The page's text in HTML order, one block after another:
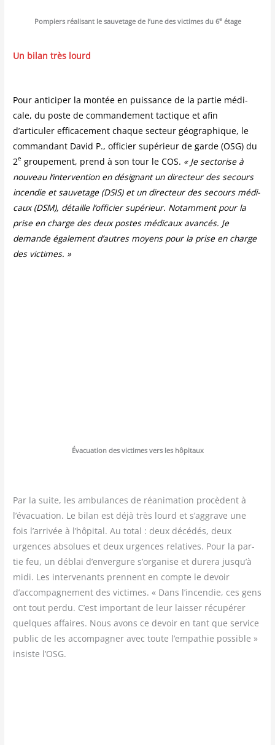
Pom­piers réa­li­sant le sau­ve­tage de l’une des vic­times du 6eétage
Un bilan très lourd
Pour anti­ci­per la mon­tée en puis­sance de la par­tie médi­
cale, du poste de com­man­de­ment tac­tique et afin
d’articuler effi­ca­ce­ment chaque sec­teur géo­gra­phique, le
com­man­dant David P., offi­cier supé­rieur de garde (OSG) du
2e grou­pe­ment, prend à son tour le COS. « Je sec­to­rise à
nou­veau l’intervention en dési­gnant un direc­teur des secours
incen­die et sau­ve­tage (DSIS) et un direc­teur des secours médi­
caux (DSM), détaille l’officier supé­rieur. Notam­ment pour la
prise en charge des deux postes médi­caux avan­cés. Je
demande éga­le­ment d’autres moyens pour la prise en charge
des victimes. »
Éva­cua­tion des vic­times vers les hôpitaux
Par la suite, les ambu­lances de réani­ma­tion pro­cèdent à
l’évacuation. Le bilan est déjà très lourd et s’aggrave une
fois l’arrivée à l’hôpital. Au total : deux décé­dés, deux
urgences abso­lues et deux urgences rela­tives. Pour la par­
tie feu, un déblai d’envergure s’organise et dure­ra jusqu’à
midi. Les inter­ve­nants prennent en compte le devoir
d’accompagnement des vic­times. « Dans l’incendie, ces gens
ont tout per­du. C’est impor­tant de leur lais­ser récu­pé­rer
quelques affaires. Nous avons ce devoir en tant que ser­vice
public de les accom­pa­gner avec toute l’empathie pos­sible »
insiste l’OSG.